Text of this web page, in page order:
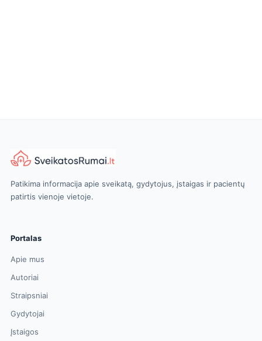
Patikima informacija apie sveikatą, gydytojus, įstaigas ir pacientų
patirtis vienoje vietoje.
Portalas
Apie mus
Autoriai
Straipsniai
Gydytojai
Įstaigos